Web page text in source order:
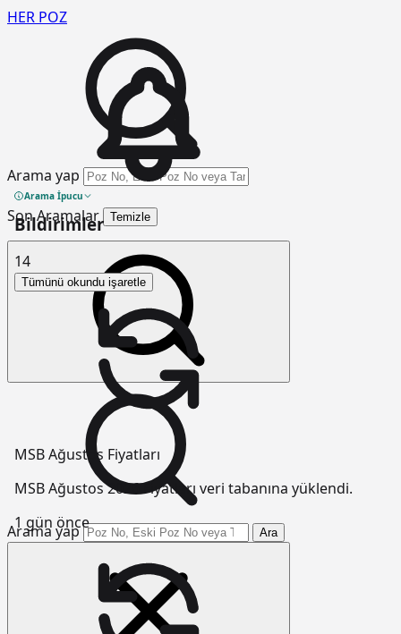
HER POZ
Arama yap
Arama İpucu
Son Aramalar Temizle
Arama yap Ara
Bildirimler
14
Tümünü okundu işaretle
MSB Ağustos Fiyatları
MSB Ağustos 2026 Fiyatları veri tabanına yüklendi.
1 gün önce